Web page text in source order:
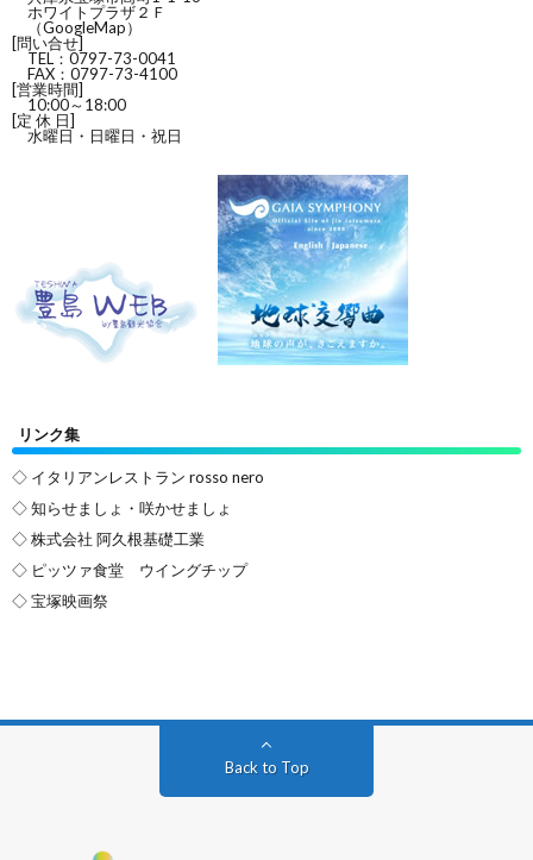
ホワイトプラザ２Ｆ
（GoogleMap）
[問い合せ]
TEL：0797-73-0041
FAX：0797-73-4100
[営業時間]
10:00～18:00
[定 休 日]
水曜日・日曜日・祝日
リンク集
◇ イタリアンレストラン rosso nero
◇ 知らせましょ・咲かせましょ
◇ 株式会社 阿久根基礎工業
◇ ピッツァ食堂 ウイングチップ
◇ 宝塚映画祭
Back to Top